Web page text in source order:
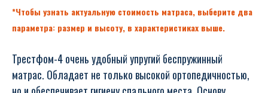
*Чтобы узнать актуальную стоимость матраса, выберите два
параметра: размер и высоту, в характеристиках выше.
Трестфом-4 очень удобный упругий беспружинный
матрас. Обладает не только высокой ортопедичностью,